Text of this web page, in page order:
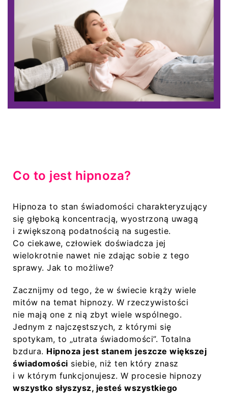
Co to jest hipnoza?
Hipnoza to stan świadomości charakteryzujący
się głęboką koncentracją, wyostrzoną uwagą
i zwiększoną podatnością na sugestie.
Co ciekawe, człowiek doświadcza jej
wielokrotnie nawet nie zdając sobie z tego
sprawy. Jak to możliwe?
Zacznijmy od tego, że w świecie krąży wiele
mitów na temat hipnozy. W rzeczywistości
nie mają one z nią zbyt wiele wspólnego.
Jednym z najczęstszych, z którymi się
spotykam, to „utrata świadomości”. Totalna
bzdura. Hipnoza jest stanem jeszcze większej
świadomości siebie, niż ten który znasz
i w którym funkcjonujesz. W procesie hipnozy
wszystko słyszysz, jesteś wszystkiego